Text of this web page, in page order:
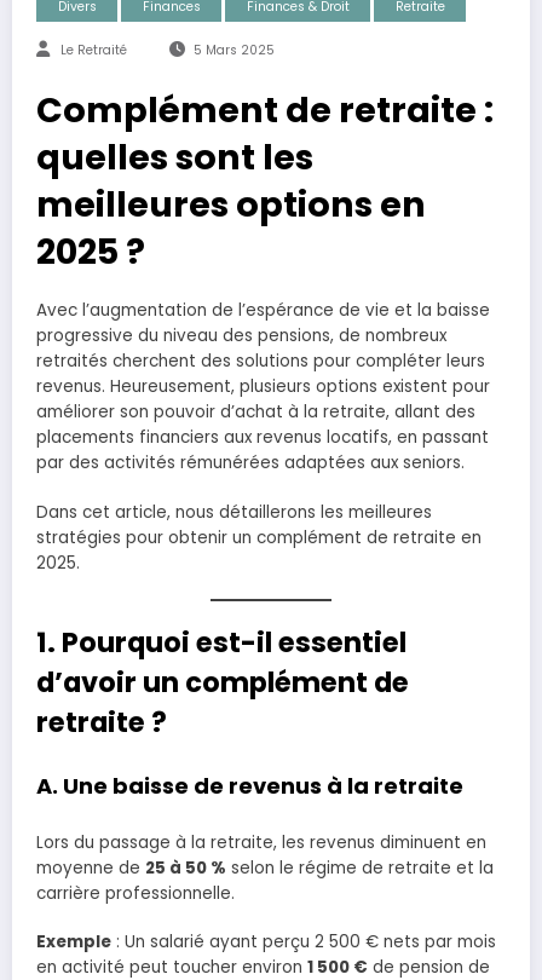
Divers Finances Finances & Droit Retraite
Le Retraité 5 Mars 2025
Complément de retraite :
quelles sont les
meilleures options en
2025 ?
Avec l’augmentation de l’espérance de vie et la baisse
progressive du niveau des pensions, de nombreux
retraités cherchent des solutions pour compléter leurs
revenus. Heureusement, plusieurs options existent pour
améliorer son pouvoir d’achat à la retraite, allant des
placements financiers aux revenus locatifs, en passant
par des activités rémunérées adaptées aux seniors.
Dans cet article, nous détaillerons les meilleures
stratégies pour obtenir un complément de retraite en
2025.
1. Pourquoi est-il essentiel
d’avoir un complément de
retraite ?
A. Une baisse de revenus à la retraite
Lors du passage à la retraite, les revenus diminuent en
moyenne de 25 à 50 % selon le régime de retraite et la
carrière professionnelle.
Exemple : Un salarié ayant perçu 2 500 € nets par mois
en activité peut toucher environ 1 500 € de pension de